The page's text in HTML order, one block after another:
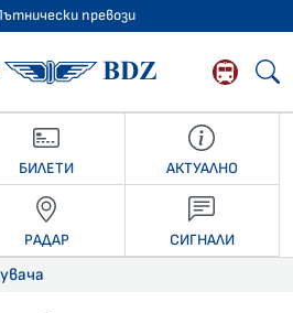
превози
БДЖ -
БИЛЕТИ АКТУАЛНО
РАДАР СИГНАЛИ